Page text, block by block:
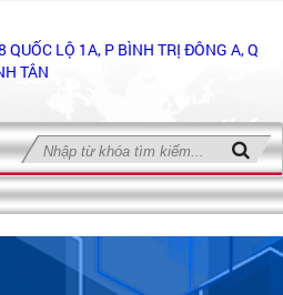
QUỐC LỘ 1A, P BÌNH TRỊ ĐÔNG A, Q
TÂN